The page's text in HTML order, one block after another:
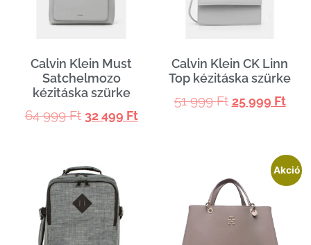
Calvin Klein Must
Satchelmozo
kézitáska szürke
64 999Ft 32 499 Ft
Calvin Klein CK Linn
Top kézitáska szürke
51 999Ft 25 999 Ft
Akció